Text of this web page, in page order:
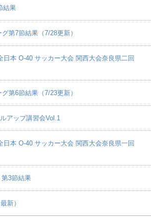
結果
第7節結果（7/28更新）
日本 O-40 サッカー大会 関西大会奈良県二回
第6節結果（7/23更新）
アップ講習会Vol.1
日本 O-40 サッカー大会 関西大会奈良県一回
3節結果
新）